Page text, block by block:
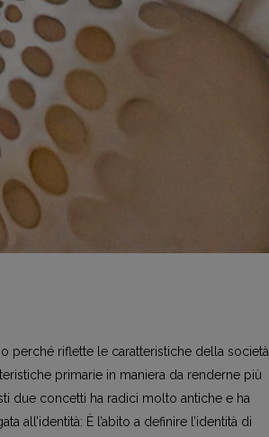
perché riflette le caratteristiche della società
primarie in maniera da renderne più
due concetti ha radici molto antiche e ha
all’identità: È l’abito a definire l’identità di